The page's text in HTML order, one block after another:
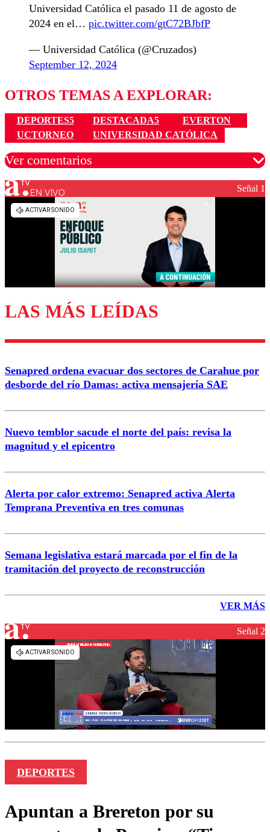
Universidad Católica el pasado 11 de agosto de
2024 en el… pic.twitter.com/gtC72BJbfP
— Universidad Católica (@Cruzados)
September 12, 2024
OTROS TEMAS A EXPLORAR:
DEPORTES5 DESTACADA5
EVERTON
UCTORNEO
UNIVERSIDAD CATÓLICA
Ver comentarios
Los comentarios son moderados para garantizar un
diálogo respetuoso.
Enviar comentario
EN VIVO Señal 1
LAS MÁS LEÍDAS
Senapred ordena evacuar dos sectores de Carahue por
desborde del río Damas: activa mensajería SAE
Nuevo temblor sacude el norte del país: revisa la
magnitud y el epicentro
Alerta por calor extremo: Senapred activa Alerta
Temprana Preventiva en tres comunas
Semana legislativa estará marcada por el fin de la
tramitación del proyecto de reconstrucción
VER MÁS
Señal 2
DEPORTES
Apuntan a Brereton por su